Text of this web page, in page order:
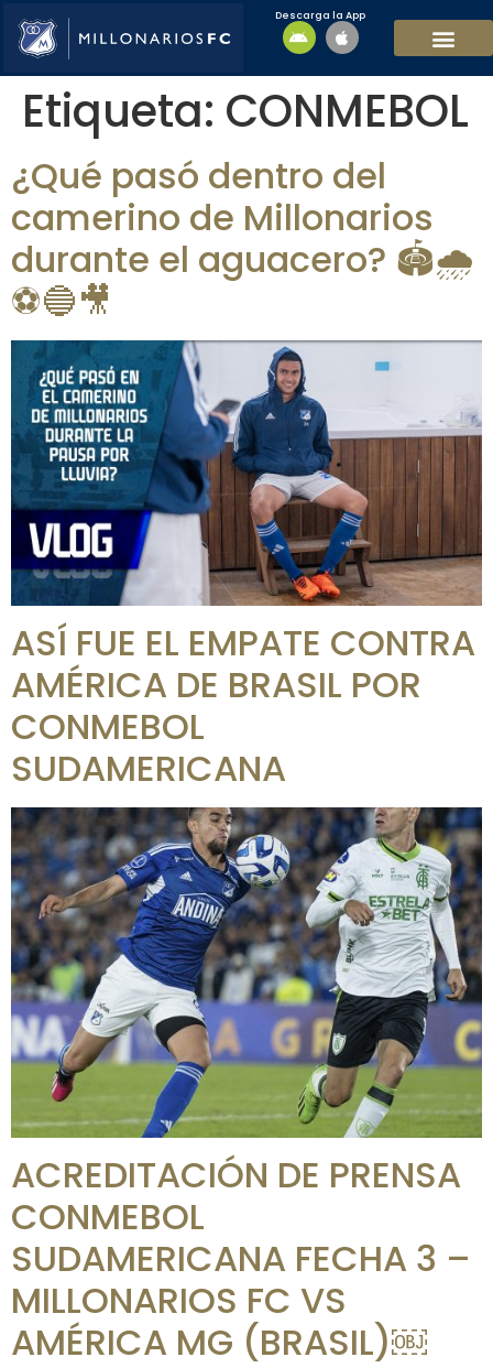
Descarga la App
Etiqueta: CONMEBOL
¿Qué pasó dentro del
camerino de Millonarios
durante el aguacero? 🏟️🌧️
⚽️🔵🎥
ASÍ FUE EL EMPATE CONTRA
AMÉRICA DE BRASIL POR
CONMEBOL
SUDAMERICANA
ACREDITACIÓN DE PRENSA
CONMEBOL
SUDAMERICANA FECHA 3 –
MILLONARIOS FC VS
AMÉRICA MG (BRASIL)￼